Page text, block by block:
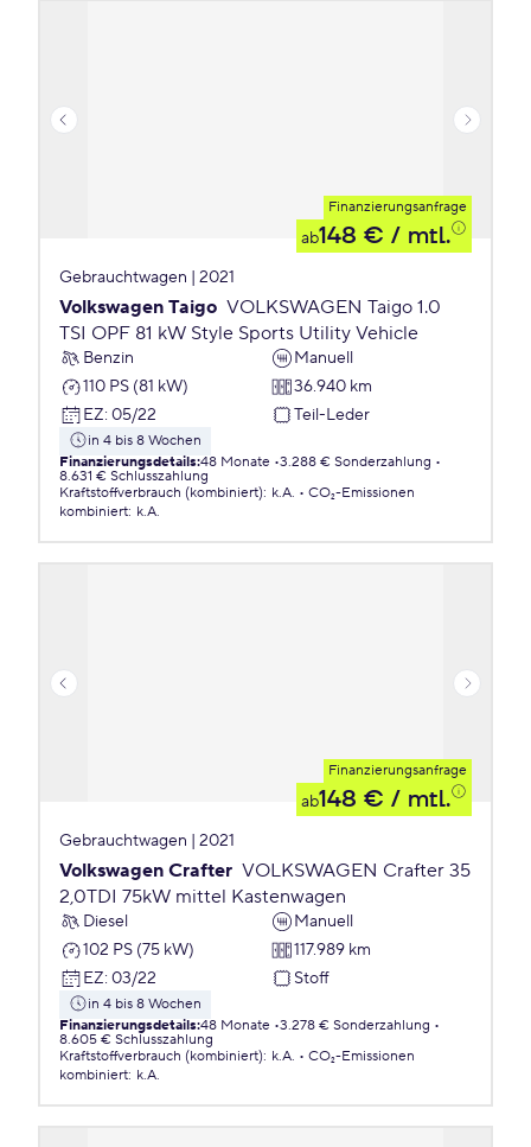
Finanzierungsanfrage
ab148 € / mtl.
Gebrauchtwagen | 2021
Volkswagen Taigo VOLKSWAGEN Taigo 1.0
TSI OPF 81 kW Style Sports Utility Vehicle
Benzin
Manuell
110 PS (81 kW)
36.940 km
EZ: 05/22 Teil-Leder
in 4 bis 8 Wochen
Finanzierungsdetails:48 Monate 3.288 € Sonderzahlung
8.631 € Schlusszahlung
Kraftstoffverbrauch (kombiniert): k.A.
CO₂-Emissionen
kombiniert: k.A.
Finanzierungsanfrage
ab148 € / mtl.
Gebrauchtwagen | 2021
Volkswagen Crafter VOLKSWAGEN Crafter 35
2,0TDI 75kW mittel Kastenwagen
Diesel
Manuell
102 PS (75 kW)
117.989 km
EZ: 03/22 Stoff
in 4 bis 8 Wochen
Finanzierungsdetails:48 Monate 3.278 € Sonderzahlung
8.605 € Schlusszahlung
Kraftstoffverbrauch (kombiniert): k.A.
CO₂-Emissionen
kombiniert: k.A.